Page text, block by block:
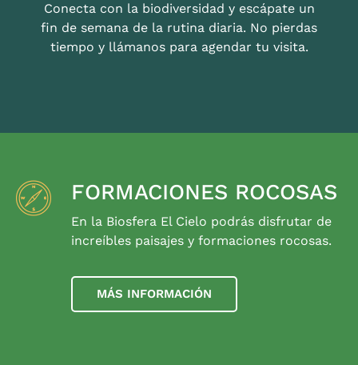
Conecta con la biodiversidad y escápate un
fin de semana de la rutina diaria. No pierdas
tiempo y llámanos para agendar tu visita.
FORMACIONES ROCOSAS
En la Biosfera El Cielo podrás disfrutar de
increíbles paisajes y formaciones rocosas.
MÁS INFORMACIÓN